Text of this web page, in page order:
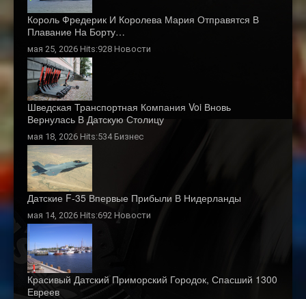
Король Фредерик И Королева Мария Отправятся В
Плавание На Борту…
мая 25, 2026 Hits:928 Новости
Шведская Транспортная Компания Voi Вновь
Вернулась В Датскую Столицу
мая 18, 2026 Hits:534 Бизнес
Датские F-35 Впервые Прибыли В Нидерланды
мая 14, 2026 Hits:692 Новости
Красивый Датский Приморский Городок, Спасший 1300
Евреев